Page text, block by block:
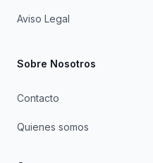
Aviso Legal
Sobre Nosotros
Contacto
Quienes somos